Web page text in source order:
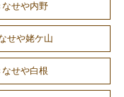
せや内野
せや姥ケ山
せや白根